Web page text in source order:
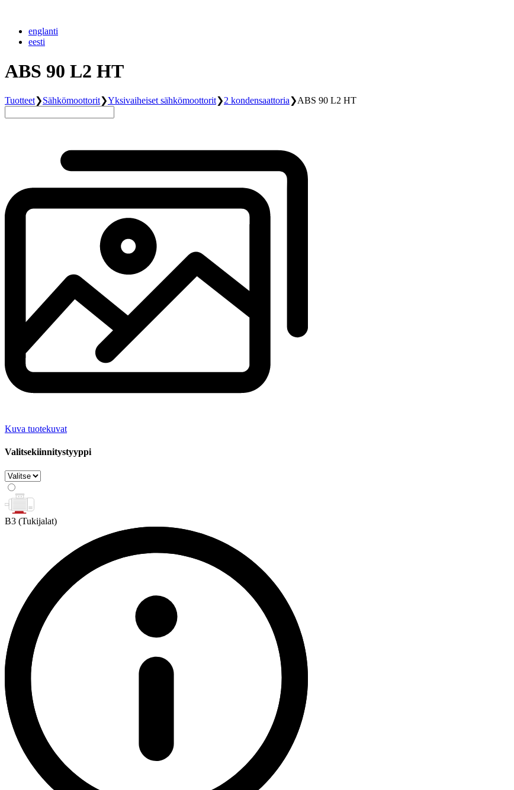
englanti
eesti
ABS 90 L2 HT
Tuotteet❯Sähkömoottorit❯Yksivaiheiset sähkömoottorit❯2 kondensaattoria❯ABS 90 L2 HT
Kuva tuotekuvat
Valitsekiinnitystyyppi
B3 (Tukijalat)